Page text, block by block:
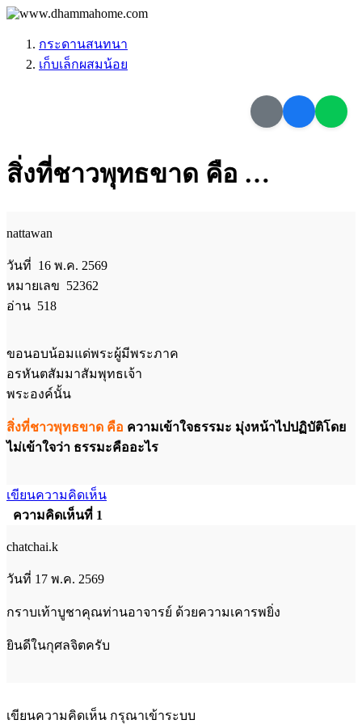
กระดานสนทนา
เก็บเล็กผสมน้อย
สิ่งที่ชาวพุทธขาด คือ …
nattawan
วันที่ 16 พ.ค. 2569
หมายเลข 52362
อ่าน 518
ขอนอบน้อมแด่พระผู้มีพระภาค
อรหันตสัมมาสัมพุทธเจ้า
พระองค์นั้น
สิ่งที่ชาวพุทธขาด คือ ความเข้าใจธรรมะ มุ่งหน้าไปปฏิบัติโดย
ไม่เข้าใจว่า ธรรมะคืออะไร
เขียนความคิดเห็น
ความคิดเห็นที่ 1
chatchai.k
วันที่ 17 พ.ค. 2569
กราบเท้าบูชาคุณท่านอาจารย์ ด้วยความเคารพยิ่ง
ยินดีในกุศลจิตครับ
เขียนความคิดเห็น กรุณาเข้าระบบ